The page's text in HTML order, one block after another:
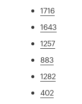
1716
1643
1257
883
1282
402